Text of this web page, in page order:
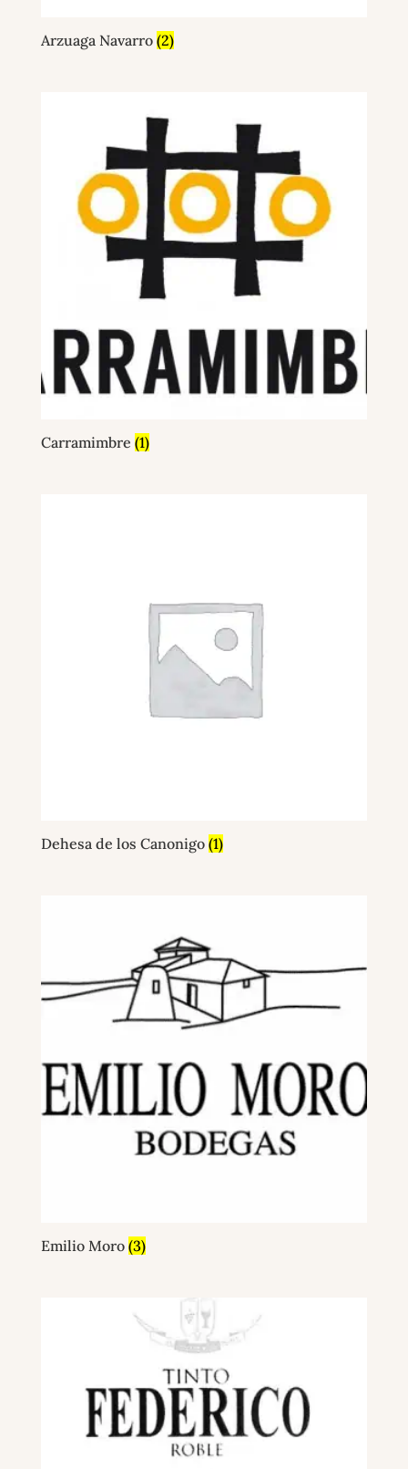
Arzuaga Navarro (2)
Carramimbre (1)
Dehesa de los Canonigo (1)
Emilio Moro (3)